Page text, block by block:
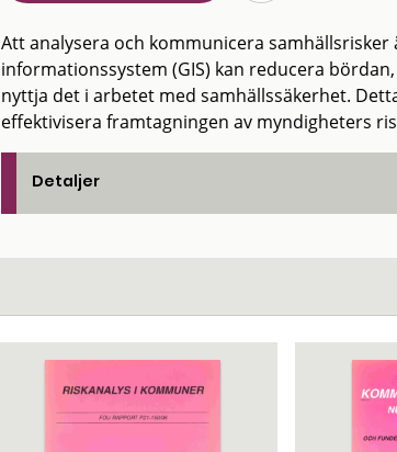
Att analysera och kommunicera
informationssystem (GIS) kan reducera
nyttja det i arbetet med samhällssäkerhet.
effektivisera framtagningen av myndigheters
Detaljer